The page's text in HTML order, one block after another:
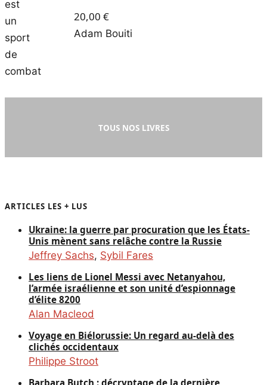
20,00 €
Adam Bouiti
TOUS NOS LIVRES
ARTICLES LES + LUS
Ukraine: la guerre par procuration que les États-
Unis mènent sans relâche contre la Russie
Jeffrey Sachs, Sybil Fares
Les liens de Lionel Messi avec Netanyahou,
l’armée israélienne et son unité d’espionnage
d’élite 8200
Alan Macleod
Voyage en Biélorussie: Un regard au-delà des
clichés occidentaux
Philippe Stroot